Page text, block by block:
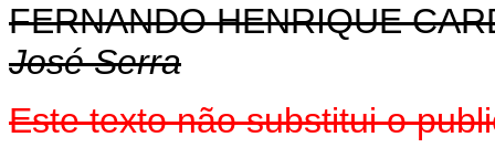
FERNANDO HENRIQUE
José Serra
Este texto não substitui o